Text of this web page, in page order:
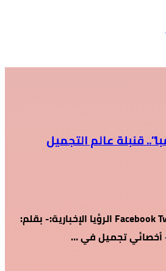
قنبلة عالم التجميل
Facebook Twitter Pinterest LinkedIn الرؤيا الإخبارية:- بقلم:
أخصائي تجميل في …